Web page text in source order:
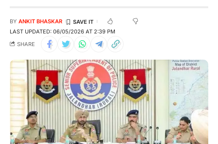
LAST UPDATED: 06/05/2026 AT 2:39 PM
BY ANKIT BHASKAR
SHARE